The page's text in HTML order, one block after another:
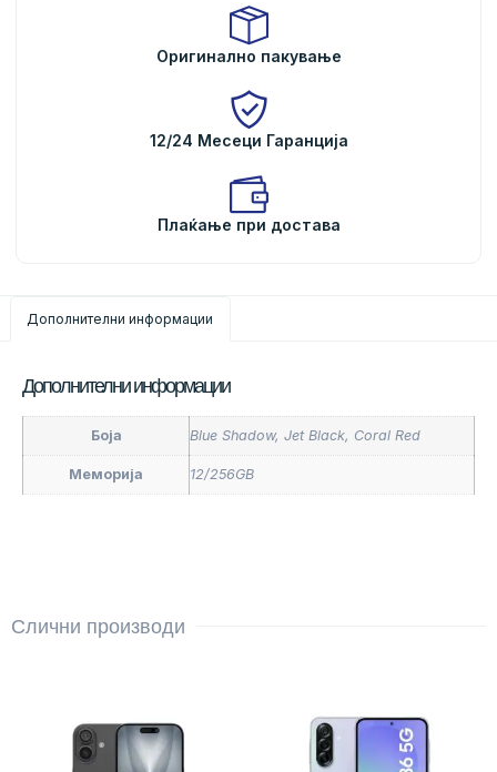
Оригинално пакување
12/24 Месеци Гаранција
Плаќање при достава
Дополнителни информации
Дополнителни информации
Боја Blue Shadow, Jet Black, Coral Red
Меморија 12/256GB
Слични производи